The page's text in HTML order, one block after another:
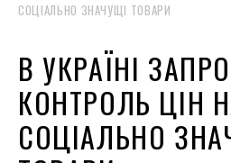
СОЦІАЛЬНО ЗНАЧУЩІ ТОВАРИ
В УКРАЇНІ
КОНТРОЛЬ ЦІН
СОЦІАЛЬНО